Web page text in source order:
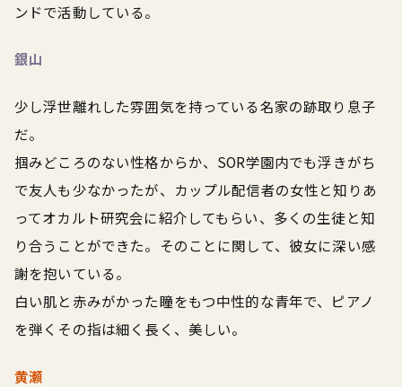
ンドで活動している。
銀山
少し浮世離れした雰囲気を持っている名家の跡取り息子
だ。
掴みどころのない性格からか、SOR学園内でも浮きがち
で友人も少なかったが、カップル配信者の女性と知りあ
ってオカルト研究会に紹介してもらい、多くの生徒と知
り合うことができた。そのことに関して、彼女に深い感
謝を抱いている。
白い肌と赤みがかった瞳をもつ中性的な青年で、ピアノ
を弾くその指は細く長く、美しい。
黄瀬